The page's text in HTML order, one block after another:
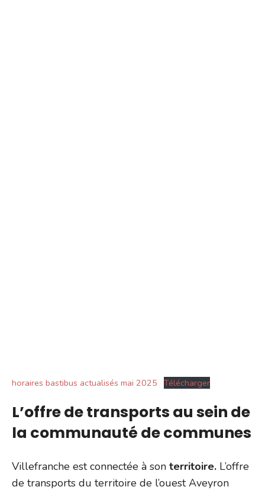
horaires bastibus actualisés mai 2025 Télécharger
L’offre de transports au sein de
la communauté de communes
Villefranche est connectée à son territoire. L’offre
de transports du territoire de l’ouest Aveyron